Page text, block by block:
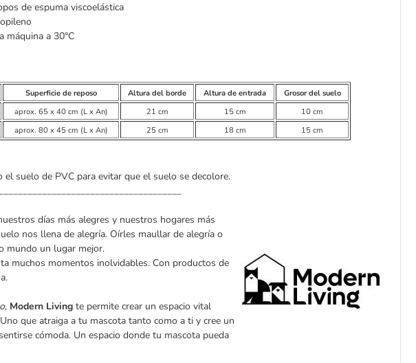
de espuma viscoelástica
máquina a 30°C
Superficie de reposo Altura del borde Altura de entrada
Grosor del suelo
aprox. 65 x 40 cm (L x An) 21 cm 15 cm
10 cm
aprox. 80 x 45 cm (L x An) 25 cm 18 cm 15 cm
suelo de PVC para evitar que el suelo se decolore.
días más alegres y nuestros hogares más
nos llena de alegría. Oírles maullar de alegría o
mundo un lugar mejor.
muchos momentos inolvidables. Con productos de
, Modern Living te permite crear un espacio vital
que atraiga a tu mascota tanto como a ti y cree un
cómoda. Un espacio donde tu mascota pueda